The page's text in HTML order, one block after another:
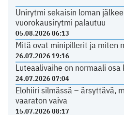
Unirytmi sekaisin loman
vuorokausirytmi palautuu
05.08.2026 06:13
Mitä ovat minipillerit ja miten
26.07.2026 19:16
Luteaalivaihe on normaali
24.07.2026 07:04
Elohiiri silmässä – ärsyttävä,
vaaraton vaiva
15.07.2026 08:17